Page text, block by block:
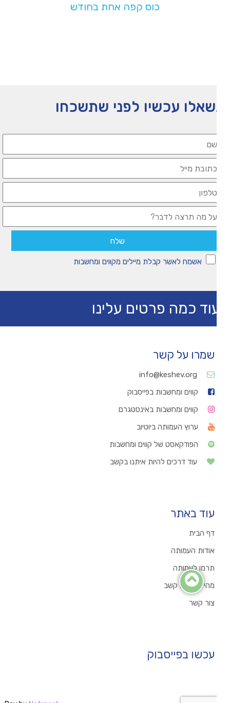
כוס קפה אחת בחודש
עכשיו לפני שתשכחו
אשמח לאשר קבלת מיילים מקווים ומחשבות
כמה פרטים עלינו
שמרו על קשר
info@keshev.org
קווים ומחשבות בפייסבוק
קווים ומחשבות באינסטגרם
ערוץ העמותה ביוטיוב
הפודקאסט של קווים ומחשבות
עוד דרכים להיות איתנו בקשב
עוד באתר
דף הבית
אודות העמותה
תרמו לעמותה
מהי הפרעת קשב
צור קשר
עכשו בפייסבוק